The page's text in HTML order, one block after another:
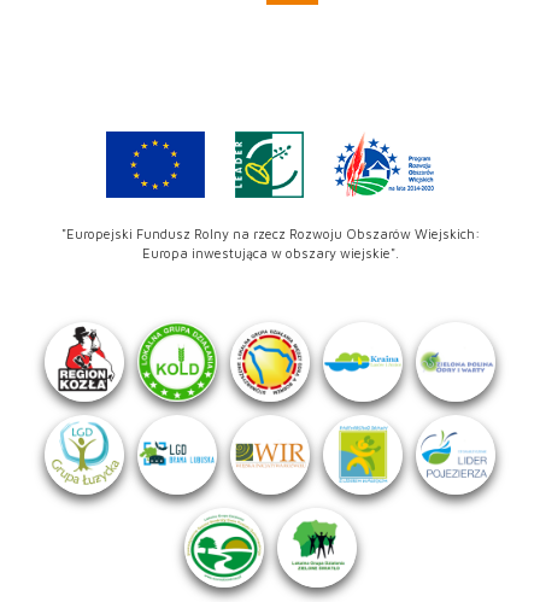
"Europejski Fundusz Rolny na rzecz Rozwoju Obszarów Wiejskich:
Europa inwestująca w obszary wiejskie".